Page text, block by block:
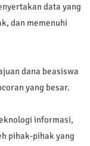
data yang
dan memenuhi
dana beasiswa
yang besar.
informasi,
pihak-pihak yang